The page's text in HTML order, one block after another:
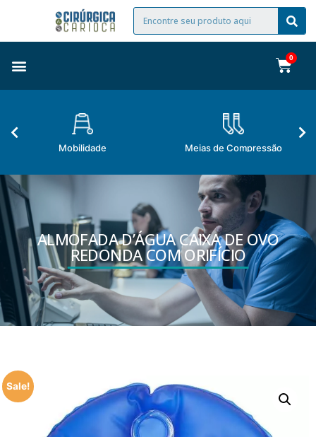
Mobilidade Meias de Compressão
ALMOFADA D’ÁGUA CAIXA DE OVO
REDONDA COM ORIFÍCIO
Sale!